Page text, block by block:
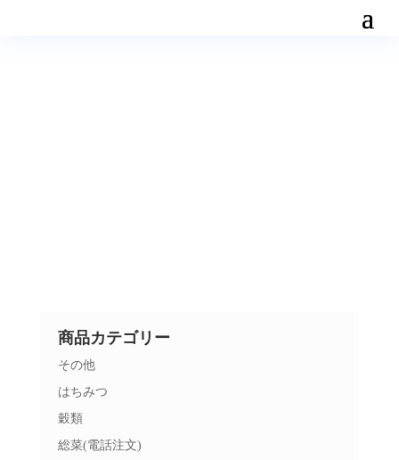
商品カテゴリー
その他
はちみつ
穀類
総菜(電話注文)